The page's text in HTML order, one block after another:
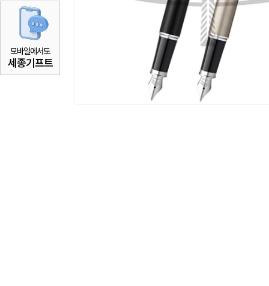
모바일에서도
세종기프트